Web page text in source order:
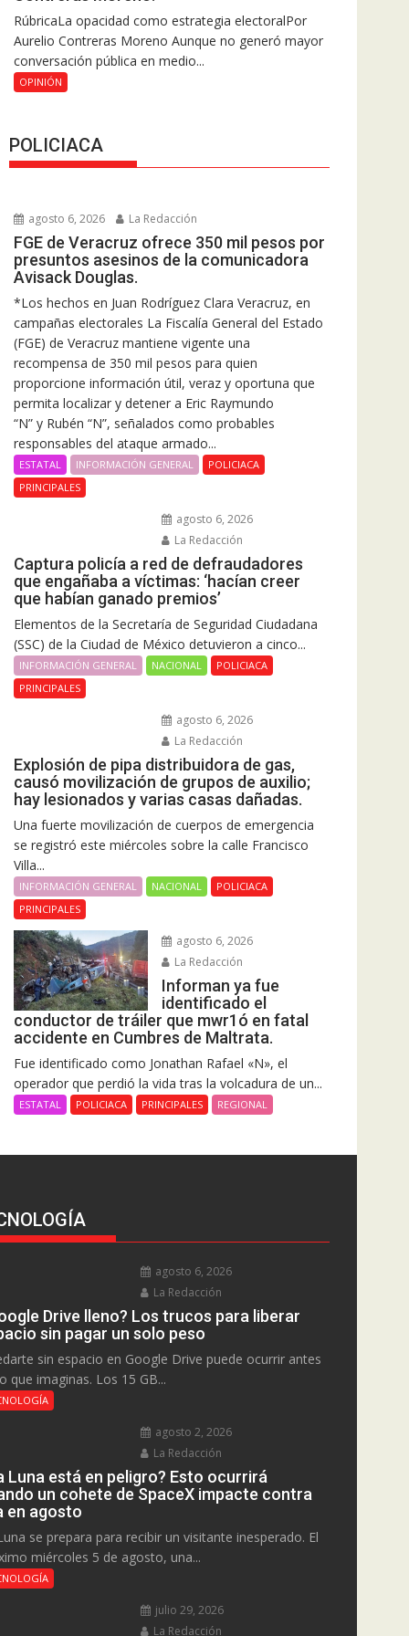
RúbricaLa opacidad como estrategia electoralPor
Aurelio Contreras Moreno Aunque no generó mayor
conversación pública en medio...
OPINIÓN
POLICIACA
agosto 6, 2026 La Redacción
FGE de Veracruz ofrece 350 mil pesos por
presuntos asesinos de la comunicadora
Avisack Douglas.
*Los hechos en Juan Rodríguez Clara Veracruz, en
campañas electorales La Fiscalía General del Estado
(FGE) de Veracruz mantiene vigente una
recompensa de 350 mil pesos para quien
proporcione información útil, veraz y oportuna que
permita localizar y detener a Eric Raymundo
“N” y Rubén “N”, señalados como probables
responsables del ataque armado...
ESTATAL INFORMACIÓN GENERAL
POLICIACA
PRINCIPALES
agosto 6, 2026
La Redacción
Captura policía a red de defraudadores
que engañaba a víctimas: ‘hacían creer
que habían ganado premios’
Elementos de la Secretaría de Seguridad Ciudadana
(SSC) de la Ciudad de México detuvieron a cinco...
INFORMACIÓN GENERAL NACIONAL
POLICIACA
PRINCIPALES
agosto 6, 2026
La Redacción
Explosión de pipa distribuidora de gas,
causó movilización de grupos de auxilio;
hay lesionados y varias casas dañadas.
Una fuerte movilización de cuerpos de emergencia
se registró este miércoles sobre la calle Francisco
Villa...
INFORMACIÓN GENERAL NACIONAL
POLICIACA
PRINCIPALES
agosto 6, 2026
La Redacción
Informan ya fue
identificado el
conductor de tráiler que mwr1ó en fatal
accidente en Cumbres de Maltrata.
Fue identificado como Jonathan Rafael «N», el
operador que perdió la vida tras la volcadura de un...
ESTATAL POLICIACA PRINCIPALES REGIONAL
agosto 6, 2026
La Redacción
Drive lleno? Los trucos para liberar
sin pagar un solo peso
sin espacio en Google Drive puede ocurrir antes
que imaginas. Los 15 GB...
agosto 2, 2026
La Redacción
Luna está en peligro? Esto ocurrirá
un cohete de SpaceX impacte contra
en agosto
se prepara para recibir un visitante inesperado. El
miércoles 5 de agosto, una...
julio 29, 2026
La Redacción